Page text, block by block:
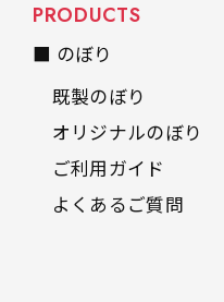
PRODUCTS
■ のぼり
既製のぼり
オリジナルのぼり
ご利用ガイド
よくあるご質問